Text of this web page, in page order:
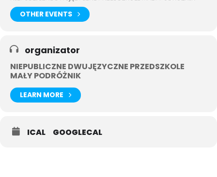
OTHER EVENTS
organizator
NIEPUBLICZNE DWUJĘZYCZNE PRZEDSZKOLE
MAŁY PODRÓŻNIK
LEARN MORE
ICAL GOOGLECAL